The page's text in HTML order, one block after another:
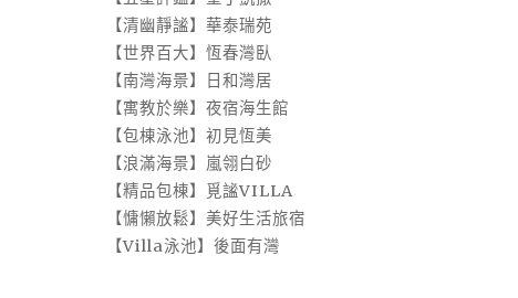
【清幽靜謐】華泰瑞苑
【世界百大】恆春灣臥
【南灣海景】日和灣居
【寓教於樂】夜宿海生館
【包棟泳池】初見恆美
【浪滿海景】嵐翎白砂
【精品包棟】覓謐VILLA
【慵懶放鬆】美好生活旅宿
【Villa泳池】後面有灣